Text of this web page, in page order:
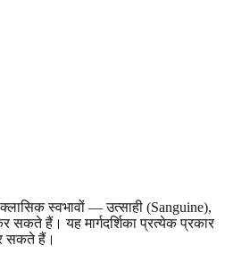
स्वभावों — उत्साही (Sanguine),
हैं। यह मार्गदर्शिका प्रत्येक प्रकार
सकते हैं।